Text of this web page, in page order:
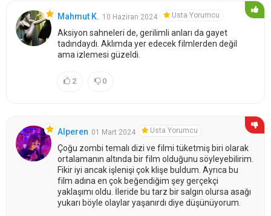
Mahmut K. 10 Haziran 2024 Usta Yorumcu
Aksiyon sahneleri de, gerilimli anları da gayet
tadındaydı. Aklımda yer edecek filmlerden değil
ama izlemesi güzeldi.
2 0
Alperen 01 Mart 2024 Usta Yorumcu
Çoğu zombi temalı dizi ve filmi tüketmiş biri olarak
ortalamanın altında bir film olduğunu söyleyebilirim.
Fikir iyi ancak işlenişi çok klişe buldum. Ayrıca bu
film adına en çok beğendiğim şey gerçekçi
yaklaşımı oldu. İleride bu tarz bir salgın olursa asağı
yukarı böyle olaylar yaşanırdı diye düşünüyorum.